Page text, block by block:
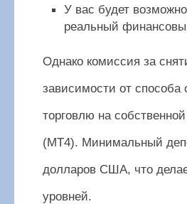
У вас будет
реальный
Однако комиссия за
зависимости от
торговлю на
(MT4). Минимальный
долларов США, что
уровней.